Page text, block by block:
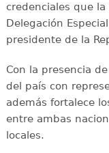
credenciales que
Delegación
presidente de la
Con la presencia
del país con
además fortalece
entre ambas
locales.